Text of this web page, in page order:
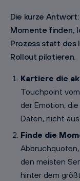
Die kurze
Momente finden,
Prozess statt des
Rollout pilotieren.
Kartiere die
Touchpoint
der Emotion,
Daten, nicht
Finde die
den meisten
hinter dem